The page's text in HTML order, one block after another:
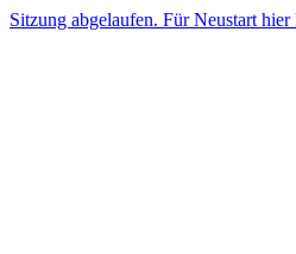
Sitzung abgelaufen. Für Neustart